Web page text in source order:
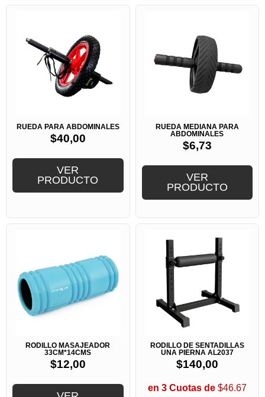
RUEDA PARA ABDOMINALES
$40,00
VER
PRODUCTO
RUEDA MEDIANA PARA
ABDOMINALES
$6,73
VER
PRODUCTO
RODILLO MASAJEADOR
33CM*14CMS
$12,00
RODILLO DE SENTADILLAS
UNA PIERNA AL2037
$140,00
en 3 Cuotas de$46.67